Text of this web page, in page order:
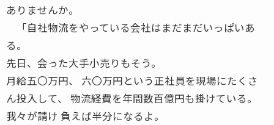
ありませんか。
「自社物流をやっている会社はまだまだいっぱいあ
る。
先日、会った大手小売りもそう。
月給五〇万円、 六〇万円という正社員を現場にたくさ
ん投入して、 物流経費を年間数百億円も掛けている。
我々が請け 負えば半分になるよ。